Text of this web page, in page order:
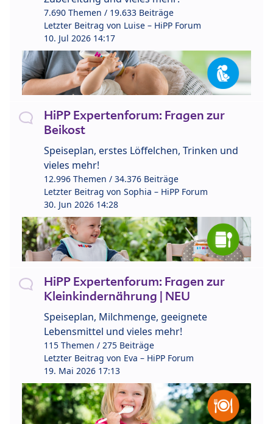
7.690 Themen / 19.633 Beiträge
Letzter Beitrag von Luise – HiPP Forum
10. Jul 2026 14:17
HiPP Expertenforum: Fragen zur
Beikost
Speiseplan, erstes Löffelchen, Trinken und
vieles mehr!
12.996 Themen / 34.376 Beiträge
Letzter Beitrag von Sophia – HiPP Forum
30. Jun 2026 14:28
HiPP Expertenforum: Fragen zur
Kleinkindernährung | NEU
Speiseplan, Milchmenge, geeignete
Lebensmittel und vieles mehr!
115 Themen / 275 Beiträge
Letzter Beitrag von Eva – HiPP Forum
19. Mai 2026 17:13